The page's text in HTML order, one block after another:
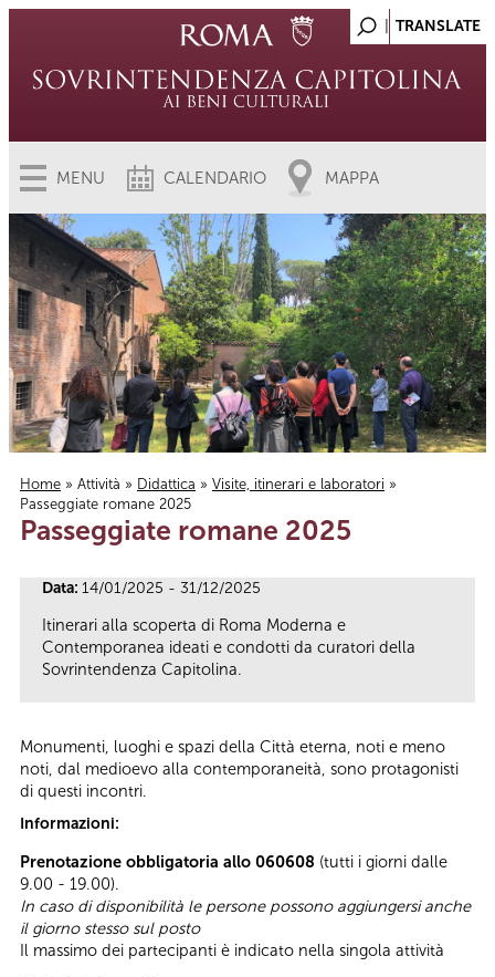
MENU CALENDARIO MAPPA
Tu sei qui
Home » Attività » Didattica » Visite, itinerari e laboratori »
Passeggiate romane 2025
Passeggiate romane 2025
Data: 14/01/2025 - 31/12/2025
Itinerari alla scoperta di Roma Moderna e
Contemporanea ideati e condotti da curatori della
Sovrintendenza Capitolina.
Monumenti, luoghi e spazi della Città eterna, noti e meno
noti, dal medioevo alla contemporaneità, sono protagonisti
di questi incontri.
Informazioni:
Prenotazione obbligatoria allo 060608 (tutti i giorni dalle
9.00 - 19.00).
In caso di disponibilità le persone possono aggiungersi anche
il giorno stesso sul posto
Il massimo dei partecipanti è indicato nella singola attività